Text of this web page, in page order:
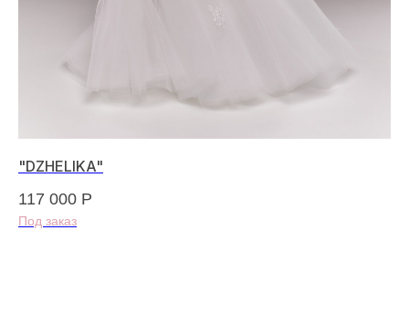
"DZHELIKA"
117 000 Р